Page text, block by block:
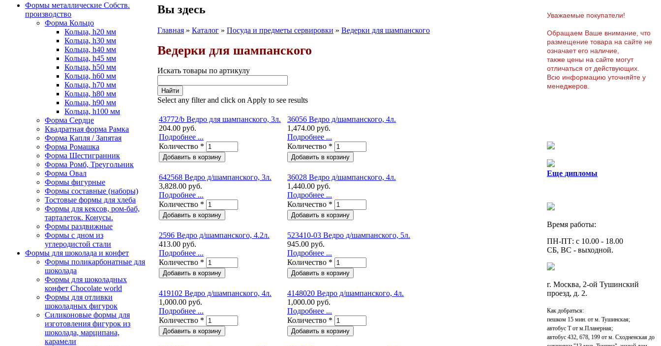
Формы металлические Собств.
производство
Форма Кольцо
Кольца, h20 мм
Кольца, h30 мм
Кольца, h40 мм
Кольца, h45 мм
Кольца, h50 мм
Кольца, h60 мм
Кольца, h70 мм
Кольца, h80 мм
Кольца, h90 мм
Кольца, h100 мм
Форма Сердце
Квадратная форма Рамка
Форма Капля / Запятая
Форма Ромашка
Форма Шестигранник
Форма Ромб, Треугольник
Форма Овал
Формы фигурные
Формы составные (наборы)
Тостовые формы для хлеба
Формы для кексов, ром-баб,
тарталеток. Конусы.
Формы раздвижные
Формы с дном из
углеродистой стали
Формы для шоколада и конфет
Формы поликарбонатные для
шоколада
Формы для шоколадных
конфет Сhocolate world
Формы для отливки
шоколадных фигурок
Силиконовые формы для
изготовления фигурок из
шоколада, марципана,
карамели
Вы здесь
Главная » Каталог » Посуда и предметы сервировки » Ведерки для шампанского
Ведерки для шампанского
Искать товары по артикулу
Select any filter and click on Apply to see results
43772/b Ведро для шампанского, 3л.
204.00 руб.
Подробнее ...
Количество *
36056 Ведро д/шампанского, 4л.
1,474.00 руб.
Подробнее ...
Количество *
642568 Ведро д/шампанского, 3л.
3,828.00 руб.
Подробнее ...
Количество *
36028 Ведро д/шампанского, 4л.
1,440.00 руб.
Подробнее ...
Количество *
2596 Ведро д/шампанского, 4.2л.
413.00 руб.
Подробнее ...
Количество *
523410-03 Ведро д/шампанского, 5л.
945.00 руб.
Подробнее ...
Количество *
419102 Ведро д/шампанского, 4л.
1,000.00 руб.
Подробнее ...
Количество *
4148020 Ведро д/шампанского, 4л.
1,000.00 руб.
Подробнее ...
Количество *
Уважаемые покупатели!
Обращаем Ваше внимание, что
размещение товара на сайте не
означает его наличие,
также цены на сайте могут
отличаться от действующих.
Всю информацию уточняйте у
менеджеров.
Еще дипломы
Время работы:
ПН-ПТ: с 10.00 - 18.00
СБ, ВС - выходной.
г. Москва, 2-ой Тушинский
проезд, д. 2.
Как добраться:
пешком 15 мин. от м. Тушинская;
автобус Т от м.Планерная;
автобус 432, 678, 199 от м. Сходненская до